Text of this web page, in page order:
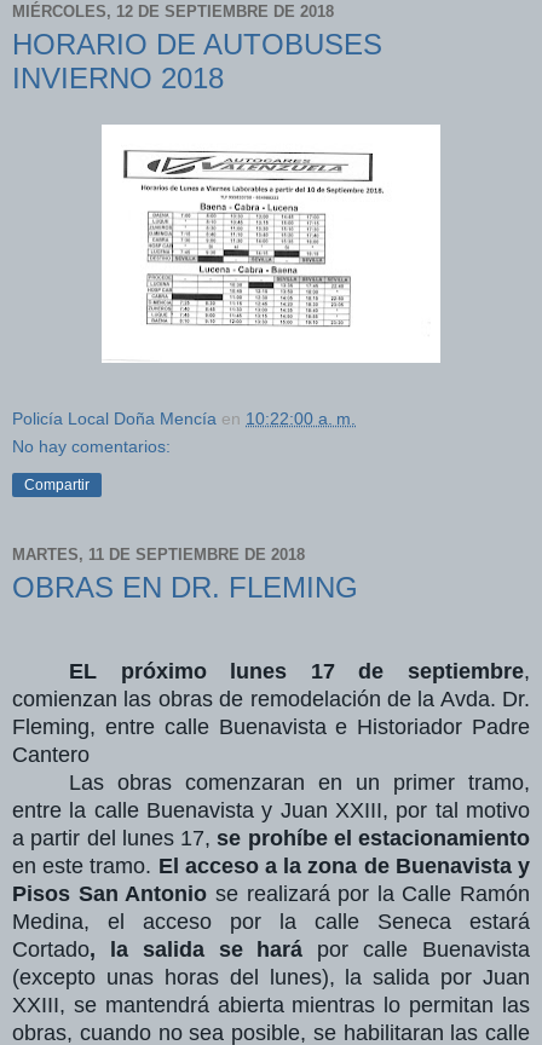
MIÉRCOLES, 12 DE SEPTIEMBRE DE 2018
HORARIO DE AUTOBUSES
INVIERNO 2018
Policía Local Doña Mencía en 10:22:00 a. m.
No hay comentarios:
Compartir
MARTES, 11 DE SEPTIEMBRE DE 2018
OBRAS EN DR. FLEMING
EL próximo lunes 17 de septiembre,
comienzan las obras de remodelación de la Avda. Dr.
Fleming, entre calle Buenavista e Historiador Padre
Cantero
Las obras comenzaran en un primer tramo,
entre la calle Buenavista y Juan XXIII, por tal motivo
a partir del lunes 17,se prohíbe el estacionamiento
en este tramo. El acceso a la zona de Buenavista y
Pisos San Antonio se realizará por la Calle Ramón
Medina, el acceso por la calle Seneca estará
Cortado, la salida se hará por calle Buenavista
(excepto unas horas del lunes), la salida por Juan
XXIII, se mantendrá abierta mientras lo permitan las
obras, cuando no sea posible, se habilitaran las calle